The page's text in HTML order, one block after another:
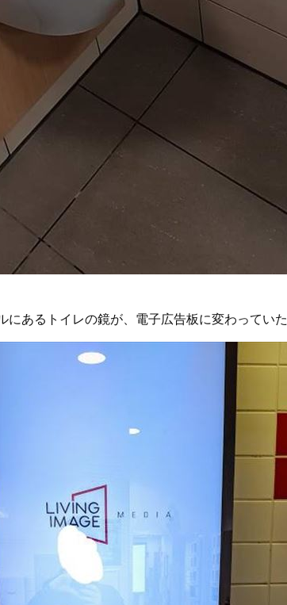
にあるトイレの鏡が、電子広告板に変わっていた